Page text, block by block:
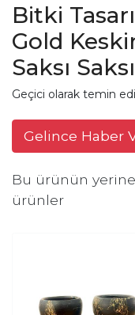
Bitki
Gold
Saksı
Geçici olarak temin
Gelince Haber
Bu ürünün
ürünler